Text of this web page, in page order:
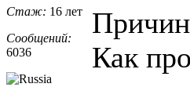
Стаж: 16 лет
Сообщений:
6036
Как